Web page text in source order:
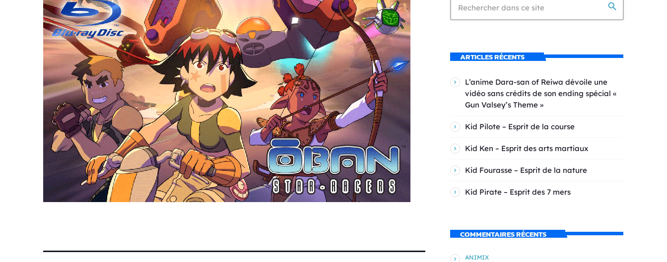
search
ARTICLES RÉCENTS
L’anime Dara-san of Reiwa dévoile une
vidéo sans crédits de son ending spécial «
Gun Valsey’s Theme »
Kid Pilote – Esprit de la course
Kid Ken – Esprit des arts martiaux
Kid Fourasse – Esprit de la nature
Kid Pirate – Esprit des 7 mers
COMMENTAIRES RÉCENTS
ANIMIX